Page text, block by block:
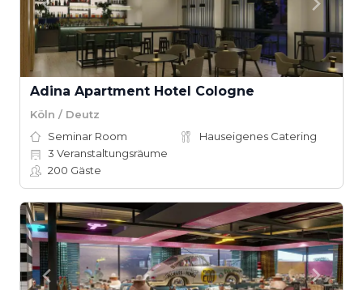
Adina Apartment Hotel Cologne
Köln / Deutz
Seminar Room
Hauseigenes Catering
3 Veranstaltungsräume
200 Gäste